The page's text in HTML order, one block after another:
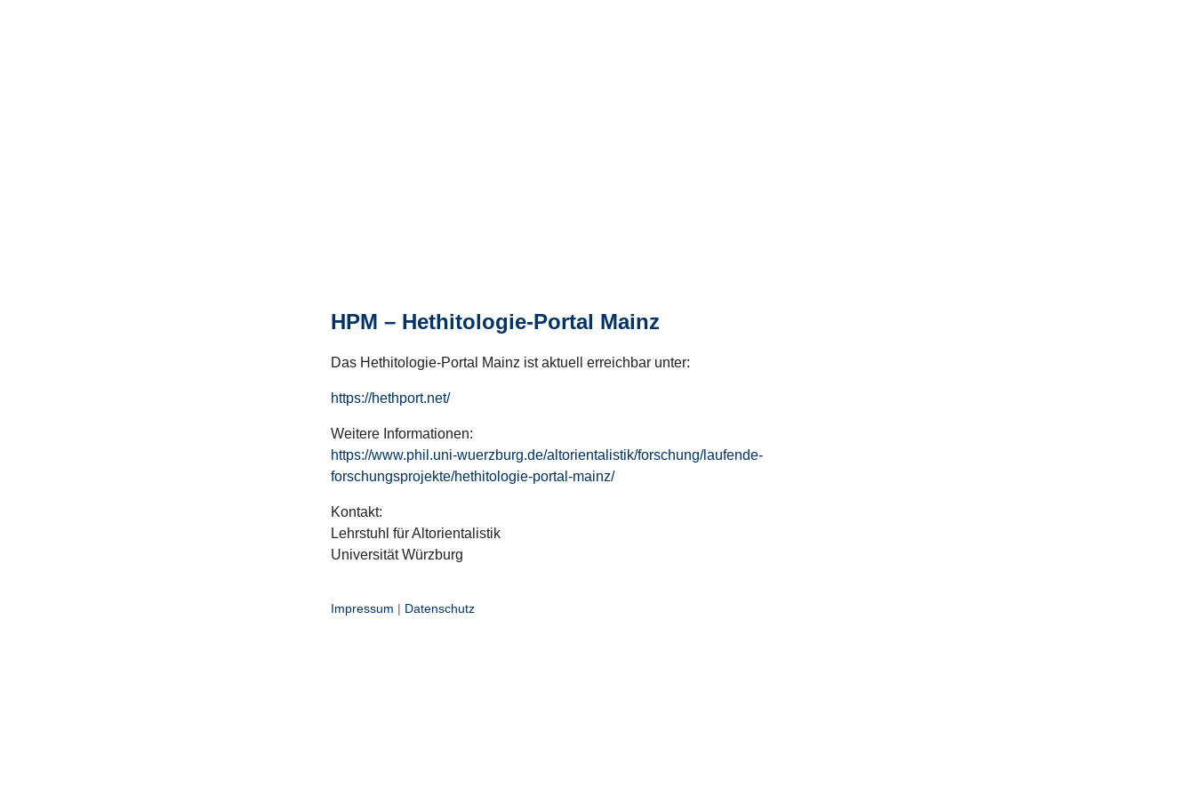
HPM – Hethitologie-Portal Mainz
Das Hethitologie-Portal Mainz ist aktuell erreichbar unter:
https://hethport.net/
Weitere Informationen:
https://www.phil.uni-wuerzburg.de/altorientalistik/forschung/laufende-
forschungsprojekte/hethitologie-portal-mainz/
Kontakt:
Lehrstuhl für Altorientalistik
Universität Würzburg
Impressum | Datenschutz